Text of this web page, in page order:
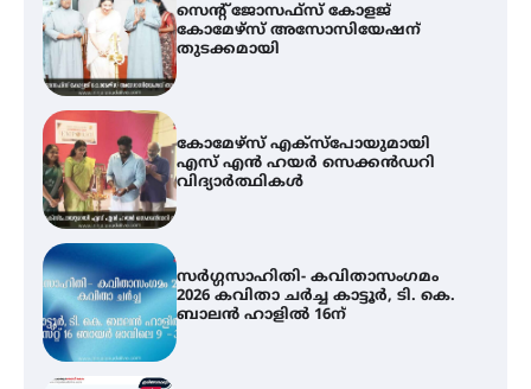
കോമേഴ്സ് എക്സ്പോയുമായി
എസ് എൻ ഹയർ സെക്കൻഡറി
വിദ്യാർത്ഥികൾ
സർഗ്ഗസാഹിതി- കവിതാസംഗമം
2026 കവിതാ ചർച്ച കാട്ടൂർ, ടി. കെ.
ബാലൻ ഹാളിൽ 16ന്
ഇടത്തരം മഴയ്ക്കും കാറ്റിനും
സാധ്യത ഇരിങ്ങാലക്കുടയിൽ 4.4
മില്ലി മീറ്റർ മഴ ലഭിച്ചു